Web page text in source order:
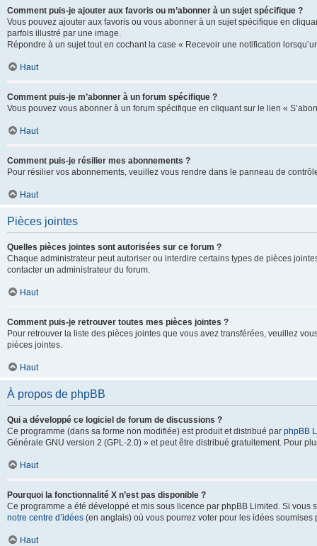
Comment puis-je ajouter aux favoris ou m’abonner à un sujet spécifique ?
Vous pouvez ajouter aux favoris ou vous abonner à un sujet spécifique en
parfois illustré par une image.
Répondre à un sujet tout en cochant la case « Recevoir une notification
Haut
Comment puis-je m’abonner à un forum spécifique ?
Vous pouvez vous abonner à un forum spécifique en cliquant sur le lien «
Haut
Comment puis-je résilier mes abonnements ?
Pour résilier vos abonnements, veuillez vous rendre dans le panneau de
Haut
Pièces jointes
Quelles pièces jointes sont autorisées sur ce forum ?
Chaque administrateur peut autoriser ou interdire certains types de pièces
contacter un administrateur du forum.
Haut
Comment puis-je retrouver toutes mes pièces jointes ?
Pour retrouver la liste des pièces jointes que vous avez transférées, veuillez
pièces jointes.
Haut
À propos de phpBB
Qui a développé ce logiciel de forum de discussions ?
Ce programme (dans sa forme non modifiée) est produit et distribué par phpBB
Générale GNU version 2 (GPL-2.0) » et peut être distribué gratuitement. Pour
Haut
Pourquoi la fonctionnalité X n’est pas disponible ?
Ce programme a été développé et mis sous licence par phpBB Limited. Si
notre centre d’idées (en anglais) où vous pourrez voter pour les idées soumises
Haut